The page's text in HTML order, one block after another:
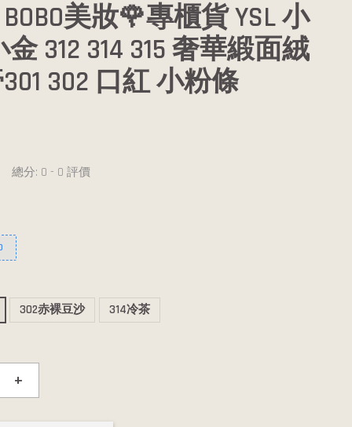
美妝🌹專櫃貨 YSL 小
312 314 315 奢華緞面絨
302 口紅 小粉條
總分: 0 - 0 評價
302赤裸豆沙 314冷茶
+